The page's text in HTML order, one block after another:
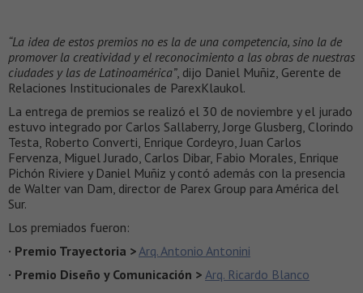
“La idea de estos premios no es la de una competencia, sino la de
promover la creatividad y el reconocimiento a las obras de nuestras
ciudades y las de Latinoamérica”, dijo Daniel Muñiz, Gerente de
Relaciones Institucionales de ParexKlaukol.
La entrega de premios se realizó el 30 de noviembre y el jurado
estuvo integrado por Carlos Sallaberry, Jorge Glusberg, Clorindo
Testa, Roberto Converti, Enrique Cordeyro, Juan Carlos
Fervenza, Miguel Jurado, Carlos Dibar, Fabio Morales, Enrique
Pichón Riviere y Daniel Muñiz y contó además con la presencia
de Walter van Dam, director de Parex Group para América del
Sur.
Los premiados fueron:
· Premio Trayectoria > Arq. Antonio Antonini
· Premio Diseño y Comunicación > Arq. Ricardo Blanco